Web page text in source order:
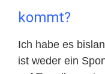
kommt?
Ich habe es
ist weder ein